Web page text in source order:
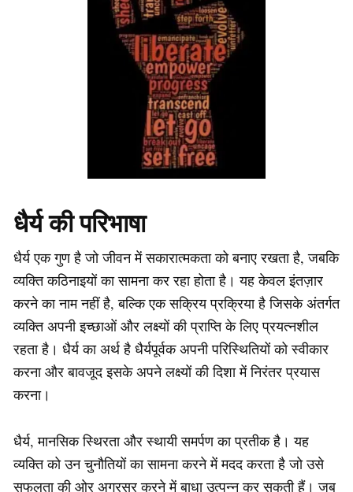
धैर्य की परिभाषा
धैर्य एक गुण है जो जीवन में सकारात्मकता को बनाए रखता है, जबकि
व्यक्ति कठिनाइयों का सामना कर रहा होता है। यह केवल इंतज़ार
करने का नाम नहीं है, बल्कि एक सक्रिय प्रक्रिया है जिसके अंतर्गत
व्यक्ति अपनी इच्छाओं और लक्ष्यों की प्राप्ति के लिए प्रयत्नशील
रहता है। धैर्य का अर्थ है धैर्यपूर्वक अपनी परिस्थितियों को स्वीकार
करना और बावजूद इसके अपने लक्ष्यों की दिशा में निरंतर प्रयास
करना।
धैर्य, मानसिक स्थिरता और स्थायी समर्पण का प्रतीक है। यह
व्यक्ति को उन चुनौतियों का सामना करने में मदद करता है जो उसे
सफलता की ओर अग्रसर करने में बाधा उत्पन्न कर सकती हैं। जब